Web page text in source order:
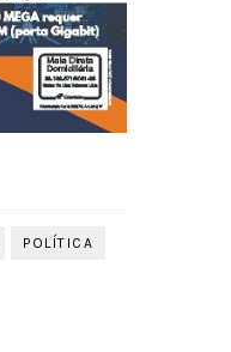
POLÍTICA